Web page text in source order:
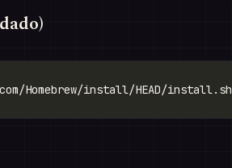
Homebrew/install/HEAD/install.sh